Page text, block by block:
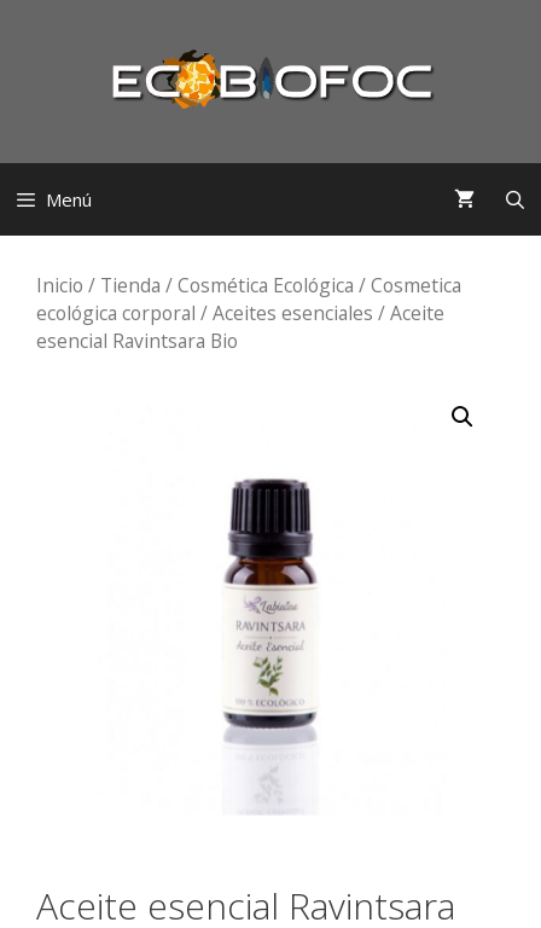
Menú
Inicio / Tienda /Cosmética Ecológica /Cosmetica
ecológica corporal /Aceites esenciales / Aceite
esencial Ravintsara Bio
Aceite esencial Ravintsara